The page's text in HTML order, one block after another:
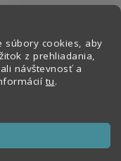
súbory cookies, aby
z prehliadania,
návštevnosť a
tu.